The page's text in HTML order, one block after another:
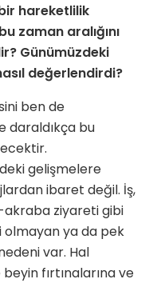
hareketlilik
zaman aralığını
Günümüz­deki
değerlendirdi?
ben de
da­raldıkça bu
gelişmelere
ibaret değil. İş,
ak­raba ziyareti gibi
olmayan ya da pek
var. Hal
fırtınalarına ve